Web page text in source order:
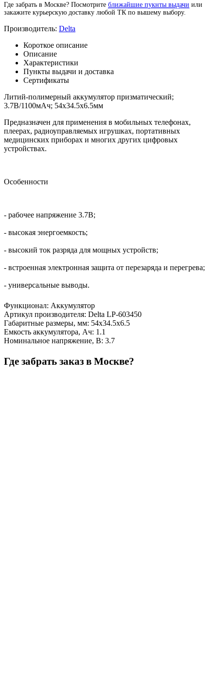
Где забрать в Москве? Посмотрите ближайшие пукнты выдачи или
закажите курьерскую доставку любой ТК по вышему выбору.
Производитель: Delta
Короткое описание
Описание
Характеристики
Пункты выдачи и доставка
Сертификаты
Литий-полимерный аккумулятор призматический;
3.7В/1100мАч; 54х34.5х6.5мм
Предназначен для применения в мобильных телефонах,
плеерах, радиоуправляемых игрушках, портативных
медицинских приборах и многих других цифровых
устройствах.
Особенности
- рабочее напряжение 3.7В;
- высокая энергоемкость;
- высокий ток разряда для мощных устройств;
- встроенная электронная защита от перезаряда и перегрева;
- универсальные выводы.
Функционал: Аккумулятор
Артикул производителя: Delta LP-603450
Габаритные размеры, мм: 54х34.5х6.5
Емкость аккумулятора, Ач: 1.1
Номинальное напряжение, В: 3.7
Где забрать заказ в Москве?